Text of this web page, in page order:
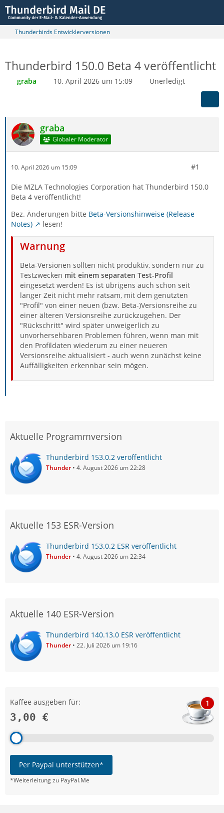
Thunderbirds Entwicklerversionen
Thunderbird 150.0 Beta 4 veröffentlicht
graba 10. April 2026 um 15:09 Unerledigt
graba
Globaler Moderator
10. April 2026 um 15:09 #1
Die MZLA Technologies Corporation hat Thunderbird 150.0
Beta 4 veröffentlicht!
Bez. Änderungen bitte Beta-Versionshinweise (Release
Notes)
lesen!
Warnung
Beta-Versionen sollten nicht produktiv, sondern nur zu
Testzwecken mit einem separaten Test-Profil
eingesetzt werden! Es ist übrigens auch schon seit
langer Zeit nicht mehr ratsam, mit dem genutzten
"Profil" von einer neuen (bzw. Beta-)Versionsreihe zu
einer älteren Versionsreihe zurückzugehen. Der
"Rückschritt" wird später unweigerlich zu
unvorhersehbaren Problemen führen, wenn man mit
den Profildaten wiederum zu einer neueren
Versionsreihe aktualisiert - auch wenn zunächst keine
Auffälligkeiten erkennbar sein mögen.
Aktuelle Programmversion
Thunderbird 153.0.2 veröffentlicht
Thunder 4. August 2026 um 22:28
Aktuelle 153 ESR-Version
Thunderbird 153.0.2 ESR veröffentlicht
Thunder 4. August 2026 um 22:34
Aktuelle 140 ESR-Version
Thunderbird 140.13.0 ESR veröffentlicht
Thunder 22. Juli 2026 um 19:16
Kaffee ausgeben für:
3,00 €
1
Per Paypal unterstützen*
*Weiterleitung zu PayPal.Me